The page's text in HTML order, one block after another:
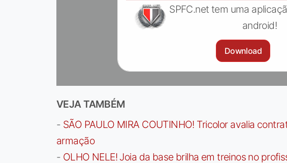
SPFC.net tem uma
android!
Download
VEJA TAMBÉM
- SÃO PAULO MIRA COUTINHO! Tricolor avalia
armação
- OLHO NELE! Joia da base brilha em treinos no